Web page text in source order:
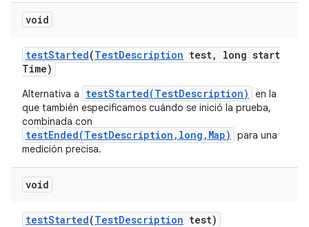
void
testStarted(TestDescription test,
long start
Time)
Alternativa a testStarted(TestDescription)
en la
que también especificamos cuándo se inició la prueba,
combinada con
testEnded(TestDescription,long,Map)
para una
medición precisa.
void
testStarted(TestDescription test)